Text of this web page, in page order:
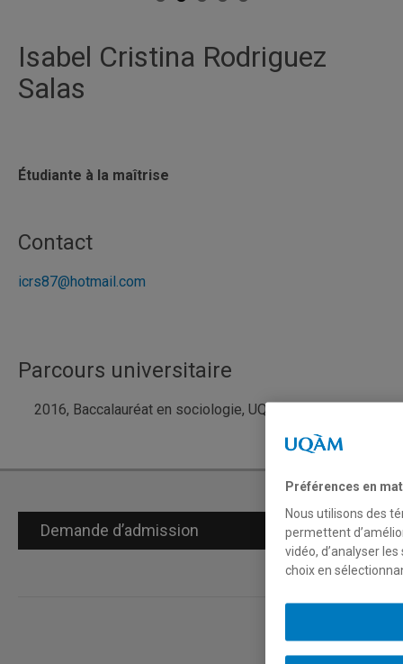
Isabel Cristina Rodriguez
Salas
Étudiante à la maîtrise
Contact
icrs87@hotmail.com
Parcours universitaire
2016, Baccalauréat en sociologie, UQAM
Demande d’admission
Préférences en
Nous utilisons des
permettent
vidéo, d’analyser
choix en